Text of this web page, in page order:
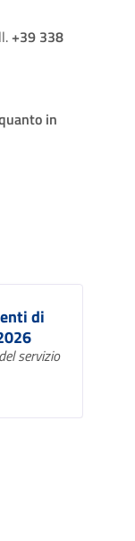
+39 338
in
di
servizio